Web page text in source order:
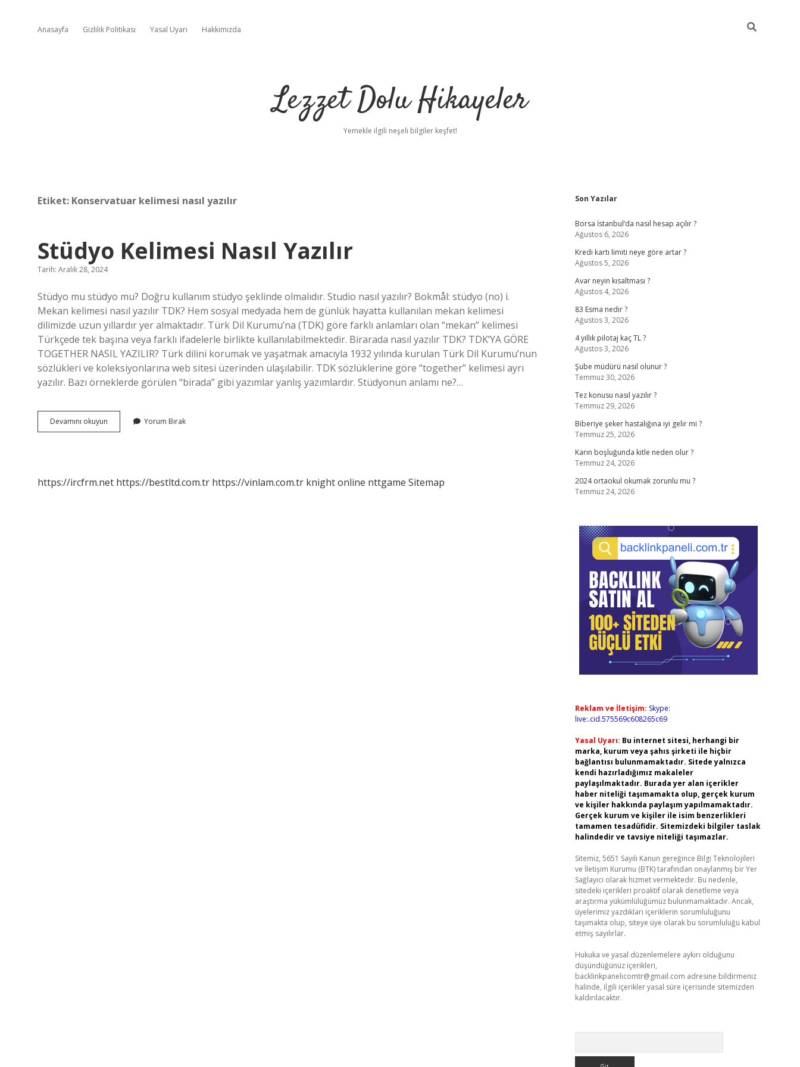
Anasayfa Gizlilik Politikası Yasal Uyarı Hakkımızda
Lezzet Dolu Hikayeler
Yemekle ilgili neşeli bilgiler keşfet!
Etiket: Konservatuar kelimesi nasıl yazılır
Stüdyo Kelimesi Nasıl Yazılır
Tarih: Aralık 28, 2024
Stüdyo mu stüdyo mu? Doğru kullanım stüdyo şeklinde olmalıdır. Studio nasıl yazılır? Bokmål: stüdyo (no) i.
Mekan kelimesi nasıl yazılır TDK? Hem sosyal medyada hem de günlük hayatta kullanılan mekan kelimesi
dilimizde uzun yıllardır yer almaktadır. Türk Dil Kurumu’na (TDK) göre farklı anlamları olan “mekan” kelimesi
Türkçede tek başına veya farklı ifadelerle birlikte kullanılabilmektedir. Birarada nasıl yazılır TDK? TDK’YA GÖRE
TOGETHER NASIL YAZILIR? Türk dilini korumak ve yaşatmak amacıyla 1932 yılında kurulan Türk Dil Kurumu’nun
sözlükleri ve koleksiyonlarına web sitesi üzerinden ulaşılabilir. TDK sözlüklerine göre “together” kelimesi ayrı
yazılır. Bazı örneklerde görülen “birada” gibi yazımlar yanlış yazımlardır. Stüdyonun anlamı ne?…
Devamını okuyun
Kelimesi
Yorum Bırak
https://ircfrm.net https://bestltd.com.tr https://vinlam.com.tr knight online nttgame Sitemap
Sidebar
Son Yazılar
Borsa İstanbul’da nasıl hesap açılır ?
Ağustos 6, 2026
Kredi kartı limiti neye göre artar ?
Ağustos 5, 2026
Avar neyin kısaltması ?
Ağustos 4, 2026
83 Esma nedir ?
Ağustos 3, 2026
4 yıllık pilotaj kaç TL ?
Ağustos 3, 2026
Şube müdürü nasıl olunur ?
Temmuz 30, 2026
Tez konusu nasıl yazılır ?
Temmuz 29, 2026
Biberiye şeker hastalığına iyi gelir mi ?
Temmuz 25, 2026
Karın boşluğunda kitle neden olur ?
Temmuz 24, 2026
2024 ortaokul okumak zorunlu mu ?
Temmuz 24, 2026
Reklam ve İletişim: Skype:
live:.cid.575569c608265c69
Yasal Uyarı: Bu internet sitesi, herhangi bir
marka, kurum veya şahıs şirketi ile hiçbir
bağlantısı bulunmamaktadır. Sitede yalnızca
kendi hazırladığımız makaleler
paylaşılmaktadır. Burada yer alan içerikler
haber niteliği taşımamakta olup, gerçek kurum
ve kişiler hakkında paylaşım yapılmamaktadır.
Gerçek kurum ve kişiler ile isim benzerlikleri
tamamen tesadüfidir. Sitemizdeki bilgiler taslak
halindedir ve tavsiye niteliği taşımazlar.
Sitemiz, 5651 Sayılı Kanun gereğince Bilgi Teknolojileri
ve İletişim Kurumu (BTK) tarafından onaylanmış bir Yer
Sağlayıcı olarak hizmet vermektedir. Bu nedenle,
sitedeki içerikleri proaktif olarak denetleme veya
araştırma yükümlülüğümüz bulunmamaktadır. Ancak,
üyelerimiz yazdıkları içeriklerin sorumluluğunu
taşımakta olup, siteye üye olarak bu sorumluluğu kabul
etmiş sayılırlar.
Hukuka ve yasal düzenlemelere aykırı olduğunu
düşündüğünüz içerikleri,
backlinkpanelicomtr@gmail.com adresine bildirmeniz
halinde, ilgili içerikler yasal süre içerisinde sitemizden
kaldırılacaktır.